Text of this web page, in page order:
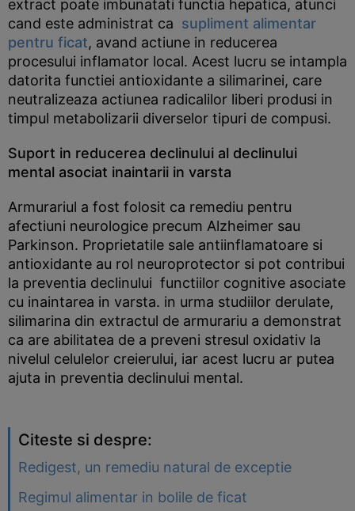
extract poate imbunatati functia hepatica, atunci
cand este administrat ca supliment alimentar
pentru ficat, avand actiune in reducerea
procesului inflamator local. Acest lucru se intampla
datorita functiei antioxidante a silimarinei, care
neutralizeaza actiunea radicalilor liberi produsi in
timpul metabolizarii diverselor tipuri de compusi.
Suport in reducerea declinului al declinului
mental asociat inaintarii in varsta
Armurariul a fost folosit ca remediu pentru
afectiuni neurologice precum Alzheimer sau
Parkinson. Proprietatile sale antiinflamatoare si
antioxidante au rol neuroprotector si pot contribui
la preventia declinului functiilor cognitive asociate
cu inaintarea in varsta. in urma studiilor derulate,
silimarina din extractul de armurariu a demonstrat
ca are abilitatea de a preveni stresul oxidativ la
nivelul celulelor creierului, iar acest lucru ar putea
ajuta in preventia declinului mental.
Citeste si despre:
Redigest, un remediu natural de exceptie
Regimul alimentar in bolile de ficat